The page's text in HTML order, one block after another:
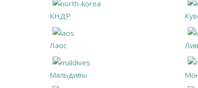
КНДР
Лаос
Мальдивы